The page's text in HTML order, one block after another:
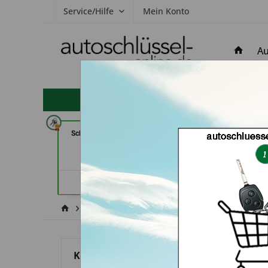
Service/Hilfe Mein Konto
hohe Kundenzufriedenheit
Schlüsseldienst Possienke (in
Demuro Schuh &
(in
Mitsubishi Nativa
Kategorien